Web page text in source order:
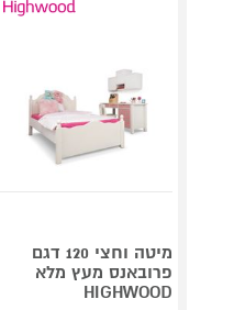
מיטה וחצי 120 דגם
פרובאנס מעץ מלא
HIGHWOOD